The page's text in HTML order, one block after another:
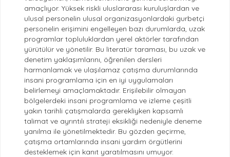
amaçlıyor. Yüksek riskli uluslararası kuruluşlardan ve
ulusal personelin ulusal organizasyonlardaki gurbetçi
personelin erişimini engelleyen bazı durumlarda, uzak
programlar topluluklardan yerel aktörler tarafından
yürütülür ve yönetilir. Bu literatür taraması, bu uzak ve
denetim yaklaşımlarını, öğrenilen dersleri
harmanlamak ve ulaşılamaz çatışma durumlarında
insani programlama için en iyi uygulamaları
belirlemeyi amaçlamaktadır. Erişilebilir olmayan
bölgelerdeki insani programlama ve izleme çeşitli
yakın tarihli çatışmalarda gerekliyken kapsamlı
talimat ve ayrıntılı strateji eksikliği nedeniyle deneme
yanılma ile yönetilmektedir. Bu gözden geçirme,
çatışma ortamlarında insani yardım örgütlerini
desteklemek için kanıt yaratılmasını umuyor.